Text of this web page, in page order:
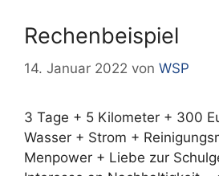
Rechenbeispiel
14. Januar 2022 von WSP
3 Tage + 5 Kilometer + 300
Wasser + Strom +
Menpower + Liebe zur